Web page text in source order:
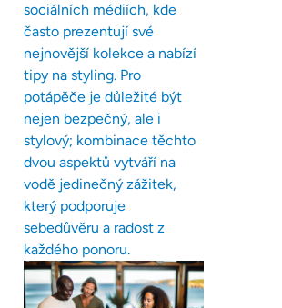
sociálních médiích, kde
často prezentují své
nejnovější kolekce a nabízí
tipy na styling. Pro
potápěče je důležité být
nejen bezpečný, ale i
stylový; kombinace těchto
dvou aspektů vytváří na
vodě jedinečný zážitek,
který podporuje
sebedůvěru a radost z
každého ponoru.